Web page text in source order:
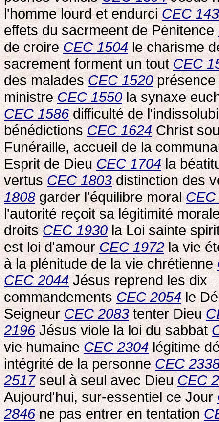
l'homme lourd et endurciCEC
effets du sacrmeent de Pénitence
de croireCEC 1504le charisme
sacrement forment un toutCEC
des maladesCEC 1520présence
ministreCEC 1550la synaxe
CEC 1586difficulté de
bénédictionsCEC 1624Christ
Funéraille, accueil de la
Esprit de DieuCEC 1704la
vertusCEC 1803distinction des
1808garder l'équilibre moralCEC
l'autorité reçoit sa légitimité
droitsCEC 1930la Loi sainte
est loi d'amourCEC 1972la vie
à la plénitude de la vie chrétienne
CEC 2044Jésus reprend les dix
commandementsCEC 2054le
SeigneurCEC 2083tenter Dieu
2196Jésus viole la loi du sabbat
vie humaineCEC 2304légitime
intégrité de la personneCEC
2517seul à seul avec DieuCEC
Aujourd'hui, sur-essentiel ce Jour
2846ne pas entrer en tentation